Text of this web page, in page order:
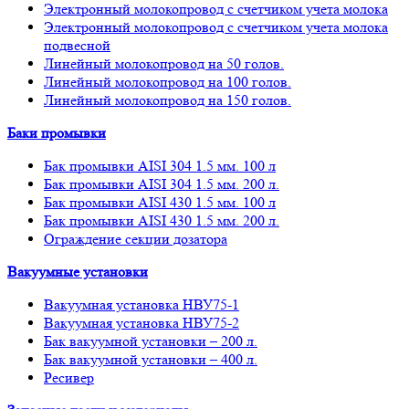
Электронный молокопровод с счетчиком учета молока
Электронный молокопровод с счетчиком учета молока
подвесной
Линейный молокопровод на 50 голов.
Линейный молокопровод на 100 голов.
Линейный молокопровод на 150 голов.
Баки промывки
Бак промывки AISI 304 1.5 мм. 100 л
Бак промывки AISI 304 1.5 мм. 200 л.
Бак промывки AISI 430 1.5 мм. 100 л
Бак промывки AISI 430 1.5 мм. 200 л.
Ограждение секции дозатора
Вакуумные установки
Вакуумная установка НВУ75-1
Вакуумная установка НВУ75-2
Бак вакуумной установки – 200 л.
Бак вакуумной установки – 400 л.
Ресивер